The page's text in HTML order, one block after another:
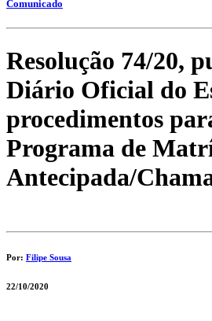
Comunicado
Resolução 74/20,
Diário Oficial do
procedimentos
Programa de
Antecipada/
Por: Filipe Sousa
22/10/2020